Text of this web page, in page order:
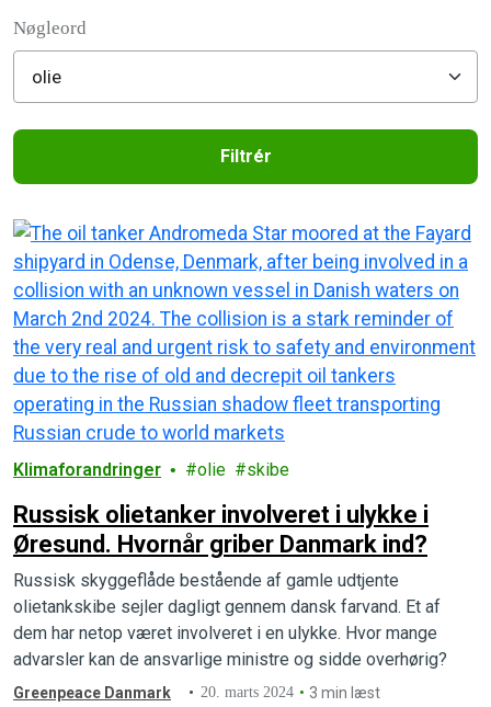
Nøgleord
Filtrér
Filtered results
Klimaforandringer olie skibe
Russisk olietanker involveret i ulykke i
Øresund. Hvornår griber Danmark ind?
Russisk skyggeflåde bestående af gamle udtjente
olietankskibe sejler dagligt gennem dansk farvand. Et af
dem har netop været involveret i en ulykke. Hvor mange
advarsler kan de ansvarlige ministre og sidde overhørig?
Greenpeace Danmark 20. marts 2024 3 min læst